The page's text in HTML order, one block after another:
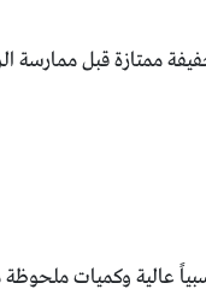
ممتازة قبل ممارسة
عالية وكميات ملحوظة